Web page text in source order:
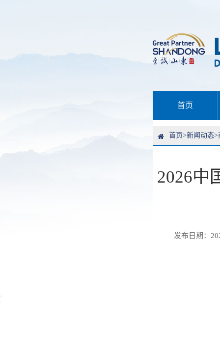
首页
首页>新闻动态>
2026中
发布日期：